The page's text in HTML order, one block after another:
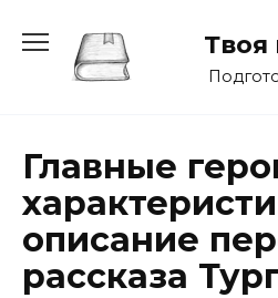
содержанию
Главные
описание
рассказа